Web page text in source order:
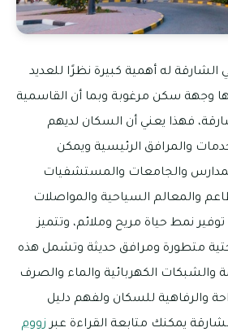
له أهمية كبيرة نظرًا للعديد
وجهة سكن مرغوبة وبما أن القاسمية
فهذا يعني أن السكان لديهم
والمرافق الرئيسية ويمكن
والجامعات والمستشفيات
والمعالم السياحية والمواصلات
نمط حياة مريح وملائم، وتتميز
متطورة ومرافق حديثة وتشمل هذه
والشبكات الكهربائية والماء والصرف
والرفاهية للسكان ولفهم دليل
يمكنك متابعة القراءة عبر زووم